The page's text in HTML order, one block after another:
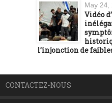
May 24,
Vidéo
l’injonction de
CONTACTEZ-NOUS